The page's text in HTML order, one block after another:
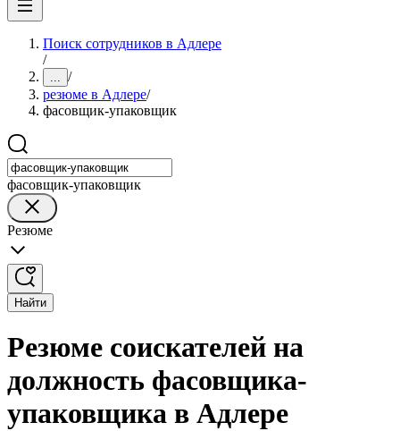
Поиск сотрудников в Адлере
/
... /
резюме в Адлере/
фасовщик-упаковщик
фасовщик-упаковщик
Резюме
Найти
Резюме соискателей на
должность фасовщика-
упаковщика в Адлере